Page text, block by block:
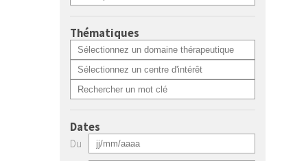
Thématiques
Dates
Du